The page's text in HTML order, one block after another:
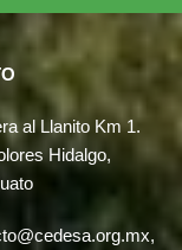
al Llanito Km 1.
Hidalgo,